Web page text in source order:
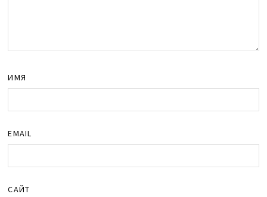
ИМЯ
EMAIL
САЙТ